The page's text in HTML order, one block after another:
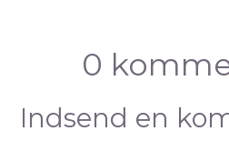
0
Indsend en